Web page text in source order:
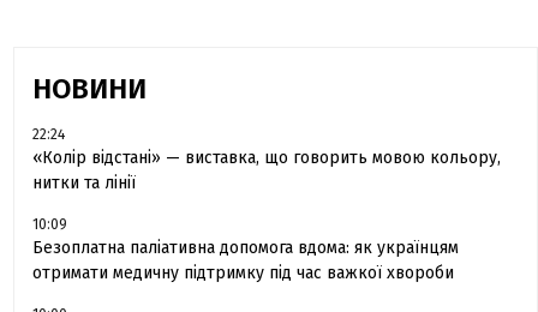
НОВИНИ
22:24
«Колір відстані» — виставка, що говорить мовою кольору,
нитки та лінії
10:09
Безоплатна паліативна допомога вдома: як українцям
отримати медичну підтримку під час важкої хвороби